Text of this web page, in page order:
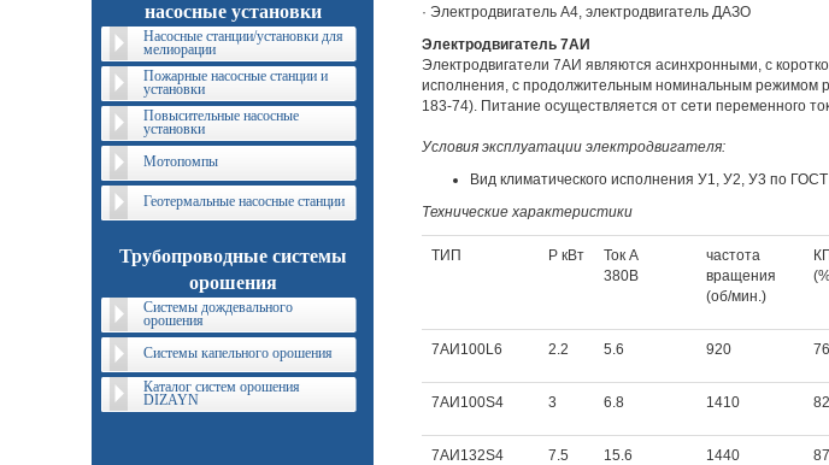
насосные установки
Насосные станции/установки для
мелиорации
Пожарные насосные станции и
установки
Повысительные насосные
установки
Мотопомпы
Геотермальные насосные станции
Трубопроводные системы
орошения
Системы дождевального
орошения
Системы капельного орошения
Каталог систем орошения
DIZAYN
· Электродвигатель А4, электродвигатель ДАЗО
Электродвигатель 7АИ
Электродвигатели 7АИ являются асинхронными, с
исполнения, с продолжительным номинальным режимом
183-74). Питание осуществляется от сети переменного
Условия эксплуатации электродвигателя:
Вид климатического исполнения У1, У2, У3 по
Технические характеристики
ТИП P кВт
Ток А
380В
частота
вращения
(об/мин.)
7АИ100L6 2.2 5.6 920 76
7АИ100S4 3 6.8 1410
7АИ132S4 7.5 15.6 1440